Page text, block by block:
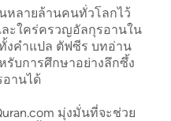
หลายล้านคนทั่วโลกไว้
ละใคร่ครวญอัลกุรอานใน
งคำแปล ตัฟซีร บทอ่าน
รับการศึกษาอย่างลึกซึ้ง
านได้
มุ่งมั่นที่จะช่วย